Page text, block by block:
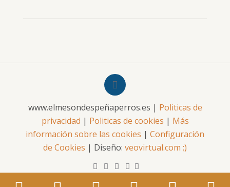
www.elmesondespeñaperros.es | Politicas de
privacidad | Politicas de cookies | Más
información sobre las cookies | Configuración
de Cookies | Diseño: veovirtual.com ;)